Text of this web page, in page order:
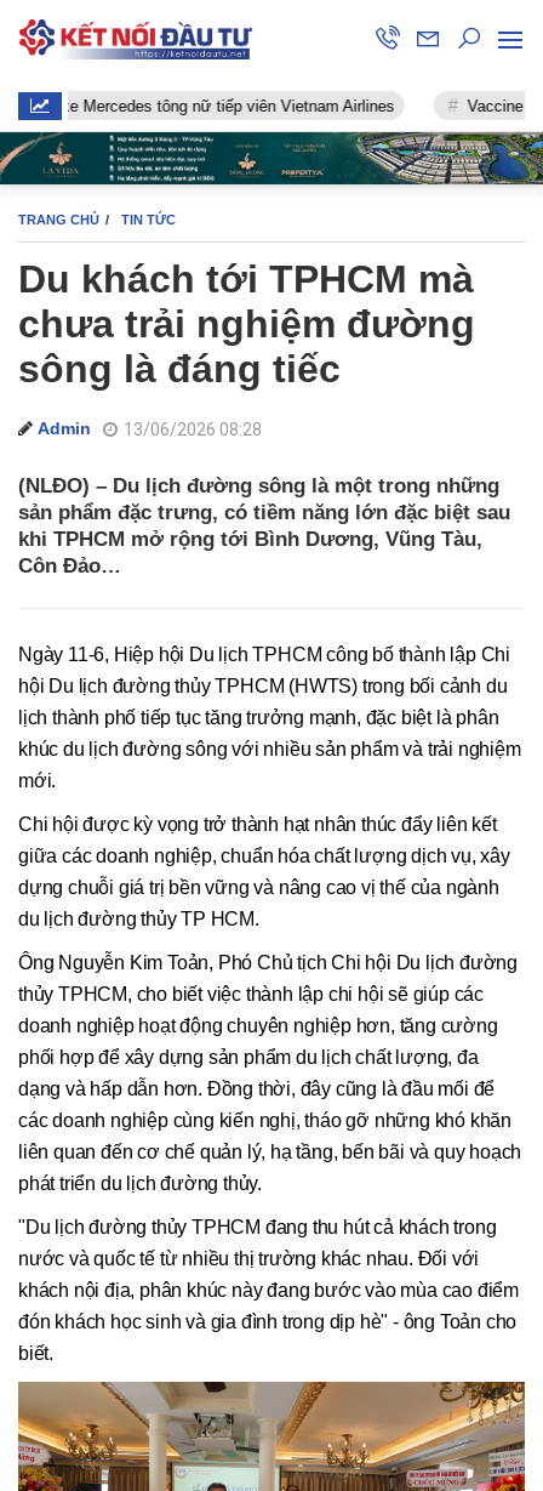
Mercedes tông nữ tiếp viên Vietnam Airlines Vaccine chống
TRANG CHỦ TIN TỨC
Du khách tới TPHCM mà
chưa trải nghiệm đường
sông là đáng tiếc
Admin 13/06/2026 08:28
(NLĐO) – Du lịch đường sông là một trong những
sản phẩm đặc trưng, có tiềm năng lớn đặc biệt sau
khi TPHCM mở rộng tới Bình Dương, Vũng Tàu,
Côn Đảo…
Ngày 11-6, Hiệp hội Du lịch TPHCM công bố thành lập Chi
hội Du lịch đường thủy TPHCM (HWTS) trong bối cảnh du
lịch thành phố tiếp tục tăng trưởng mạnh, đặc biệt là phân
khúc du lịch đường sông với nhiều sản phẩm và trải nghiệm
mới.
Chi hội được kỳ vọng trở thành hạt nhân thúc đẩy liên kết
giữa các doanh nghiệp, chuẩn hóa chất lượng dịch vụ, xây
dựng chuỗi giá trị bền vững và nâng cao vị thế của ngành
du lịch đường thủy TP HCM.
Ông Nguyễn Kim Toản, Phó Chủ tịch Chi hội Du lịch đường
thủy TPHCM, cho biết việc thành lập chi hội sẽ giúp các
doanh nghiệp hoạt động chuyên nghiệp hơn, tăng cường
phối hợp để xây dựng sản phẩm du lịch chất lượng, đa
dạng và hấp dẫn hơn. Đồng thời, đây cũng là đầu mối để
các doanh nghiệp cùng kiến nghị, tháo gỡ những khó khăn
liên quan đến cơ chế quản lý, hạ tầng, bến bãi và quy hoạch
phát triển du lịch đường thủy.
"Du lịch đường thủy TPHCM đang thu hút cả khách trong
nước và quốc tế từ nhiều thị trường khác nhau. Đối với
khách nội địa, phân khúc này đang bước vào mùa cao điểm
đón khách học sinh và gia đình trong dịp hè" - ông Toản cho
biết.